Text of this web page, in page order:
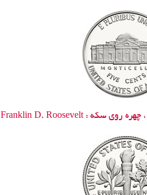
، چهره روی سکه :Franklin D. Roosevelt